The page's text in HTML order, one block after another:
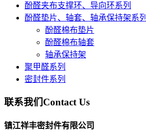
酚醛夹布支撑环、导向环系列
酚醛垫片、轴套、轴承保持架系列
酚醛棉布垫片
酚醛棉布轴套
轴承保持架
聚甲醛系列
密封件系列
联系我们Contact Us
镇江祥丰密封件有限公司